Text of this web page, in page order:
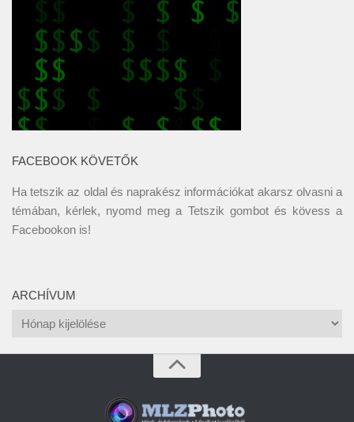
FACEBOOK KÖVETŐK
Ha tetszik az oldal és naprakész információkat akarsz olvasni a
témában, kérlek, nyomd meg a Tetszik gombot és kövess a
Facebookon is!
ARCHÍVUM
Archívum